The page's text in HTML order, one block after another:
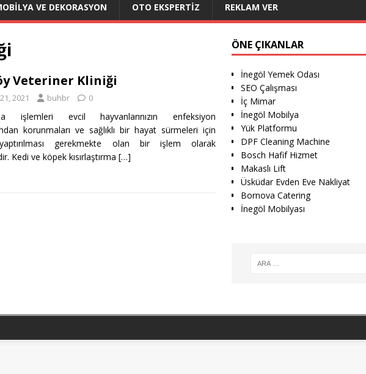
VE DEKORASYON OTO EKSPERTIZ REKLAM VER
Veteriner Kliniği
2021 buhbr 0
işlemleri evcil hayvanlarınızın enfeksiyon
korunmaları ve sağlıklı bir hayat sürmeleri için
gerekmekte olan bir işlem olarak
Kedi ve köpek kısırlaştırma […]
ÖNE ÇIKANLAR
İnegöl Yemek Odası
SEO Çalışması
İç Mimar
İnegöl Mobilya
Yük Platformu
DPF Cleaning Machine
Bosch Hafif Hizmet
Makaslı Lift
Üsküdar Evden Eve Nakliyat
Bornova Catering
İnegöl Mobilyası